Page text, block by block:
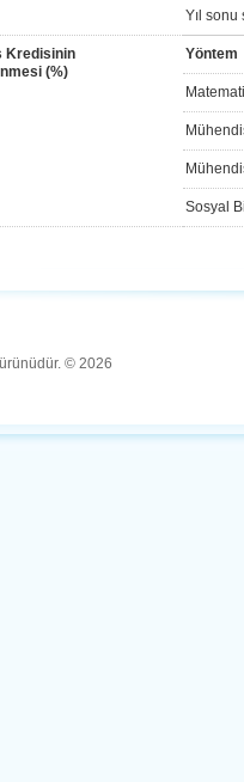
Yıl sonu
Kredisinin
(%)
Yöntem
Sosyal
© 2026